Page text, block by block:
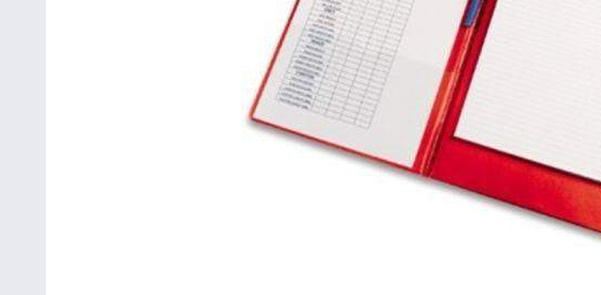
Betriebsausstattung & Lagerausstattung
Tragetaschen & Geschenkverpackungen